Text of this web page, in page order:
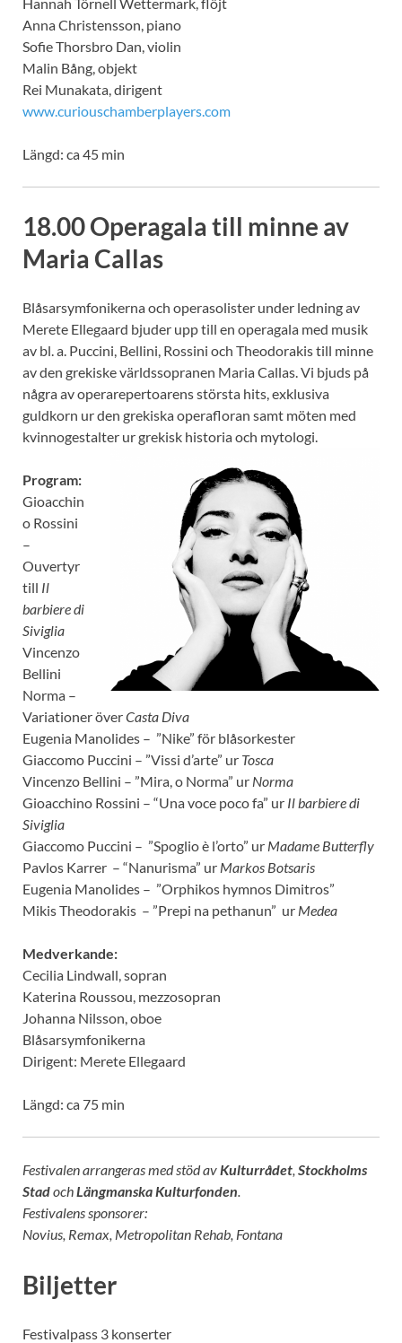
Anna Christensson, piano
Sofie Thorsbro Dan, violin
Malin Bång, objekt
Rei Munakata, dirigent
www.curiouschamberplayers.com
Längd: ca 45 min
18.00 Operagala till minne av
Maria Callas
Blåsarsymfonikerna och operasolister under ledning av
Merete Ellegaard bjuder upp till en operagala med musik
av bl. a. Puccini, Bellini, Rossini och Theodorakis till minne
av den grekiske världssopranen Maria Callas. Vi bjuds på
några av operarepertoarens största hits, exklusiva
guldkorn ur den grekiska operafloran samt möten med
kvinnogestalter ur grekisk historia och mytologi.
Program:
Gioacchin
o Rossini
–
Ouvertyr
till Il
barbiere di
Siviglia
Vincenzo
Bellini
Norma –
Variationer överCasta Diva
Eugenia Manolides – ”Nike” för blåsorkester
Giaccomo Puccini – ”Vissi d’arte” ur Tosca
Vincenzo Bellini – ”Mira, o Norma” ur Norma
Gioacchino Rossini – “Una voce poco fa” ur Il barbiere di
Siviglia
Giaccomo Puccini – ”Spoglio è l’orto” ur Madame Butterfly
Pavlos Karrer – “Nanurisma” ur Markos Botsaris
Eugenia Manolides – ”Orphikos hymnos Dimitros”
Mikis Theodorakis – ”Prepi na pethanun” ur Medea
Medverkande:
Cecilia Lindwall, sopran
Katerina Roussou, mezzosopran
Johanna Nilsson, oboe
Blåsarsymfonikerna
Dirigent: Merete Ellegaard
Längd: ca 75 min
Festivalen arrangeras med stöd avKulturrådet, Stockholms
StadochLängmanska Kulturfonden.
Festivalens sponsorer:
Novius, Remax, Metropolitan Rehab, Fontana
Biljetter
Festivalpass 3 konserter